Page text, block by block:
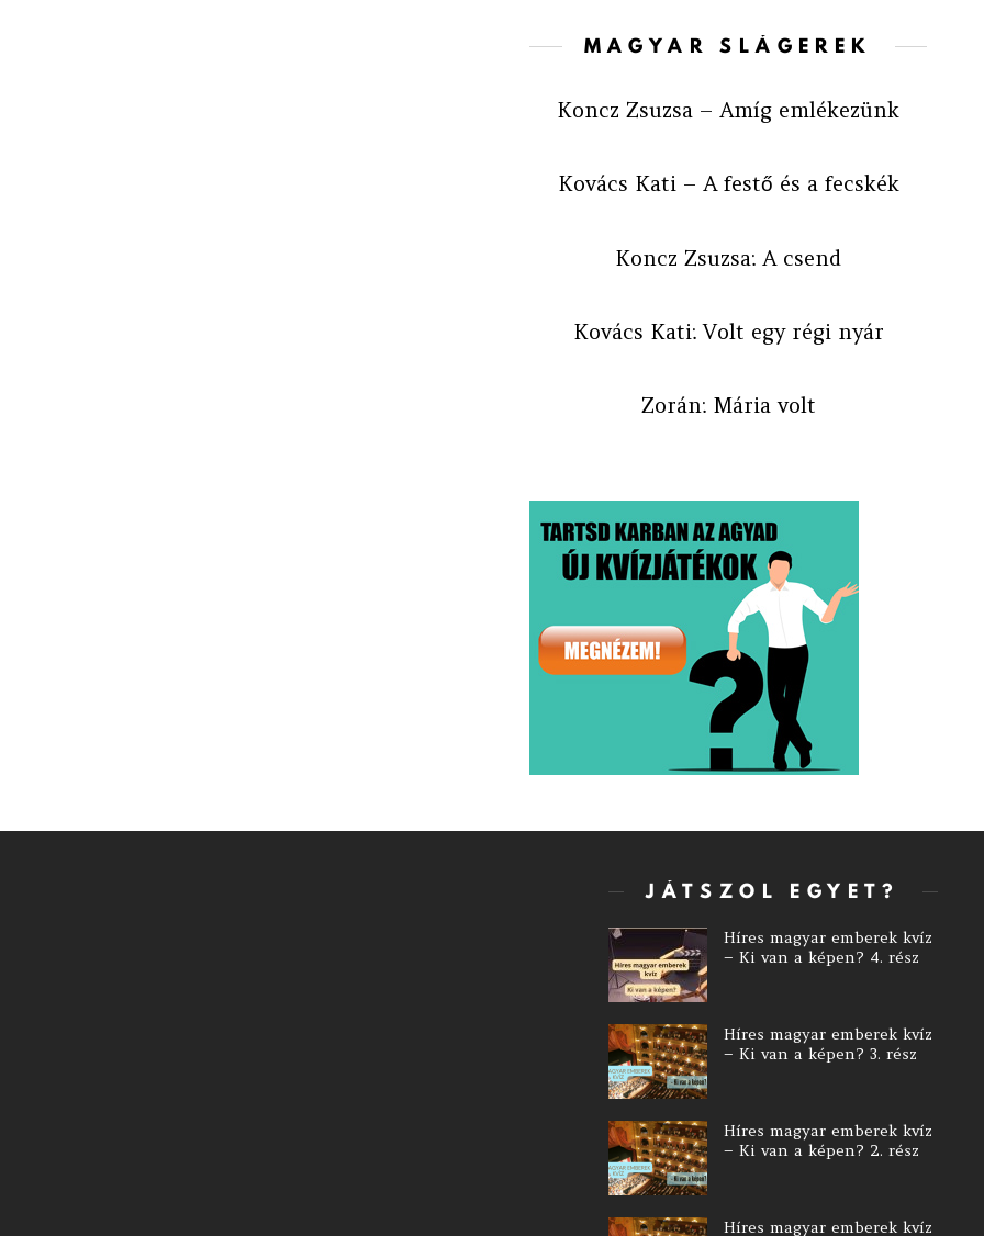
MAGYAR SLÁGEREK
Koncz Zsuzsa – Amíg emlékezünk
Kovács Kati – A festő és a fecskék
Koncz Zsuzsa: A csend
Kovács Kati: Volt egy régi nyár
Zorán: Mária volt
JÁTSZOL EGYET?
Híres magyar emberek kvíz
– Ki van a képen? 4. rész
Híres magyar emberek kvíz
– Ki van a képen? 3. rész
Híres magyar emberek kvíz
– Ki van a képen? 2. rész
Híres magyar emberek kvíz